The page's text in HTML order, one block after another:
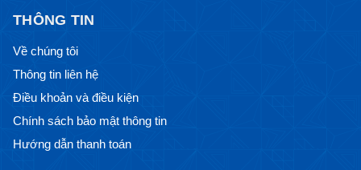
THÔNG TIN
Về chúng tôi
Thông tin liên hệ
Điều khoản và điều kiện
Chính sách bảo mật thông tin
Hướng dẫn thanh toán